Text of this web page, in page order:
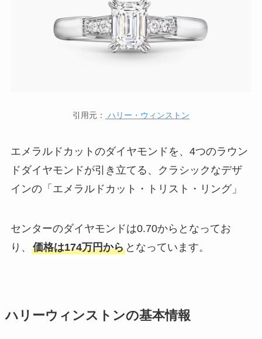
引用元： ハリー・ウィンストン
エメラルドカットのダイヤモンドを、4つのラウン
ドダイヤモンドが引き立てる、クラシックなデザ
インの「エメラルドカット・トリスト・リング」
センターのダイヤモンドは0.70からとなってお
り、 価格は174万円からとなっています。
ハリーウィンストンの基本情報